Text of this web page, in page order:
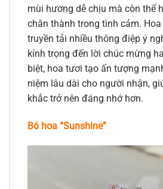
mùi hương dễ chịu mà còn thể
chân thành trong tình cảm.
truyền tải nhiều thông điệp ý
kính trọng đến lời chúc mừng
biệt, hoa tươi tạo ấn tượng
niệm lâu dài cho người nhận,
khắc trở nên đáng nhớ hơn.
Bó hoa “Sunshine”